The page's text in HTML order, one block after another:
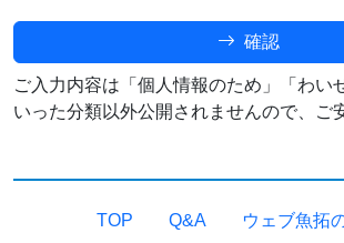
確認
ご入力内容は「個人情報のため」「わい
いった分類以外公開されませんので、ご
TOP Q&A ウェブ魚拓